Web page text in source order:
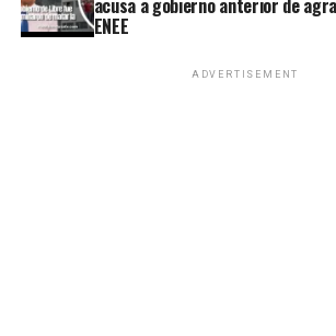
acusa a gobierno anterior de
ENEE
ADVERTISEMENT